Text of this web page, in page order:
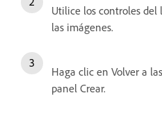
Utilice los controles del
las imágenes.
Haga clic en Volver a
panel Crear.